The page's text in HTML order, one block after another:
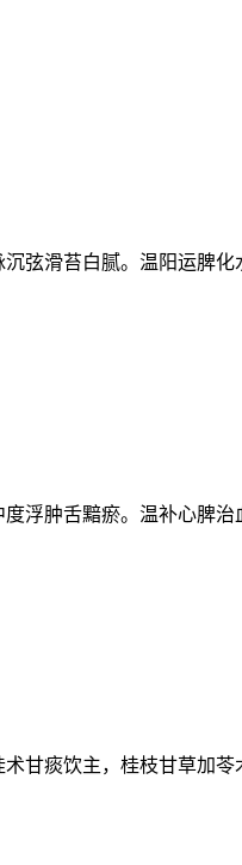
弦滑苔白腻。温阳运脾
浮肿舌黯瘀。温补心脾
甘痰饮主，桂枝甘草加